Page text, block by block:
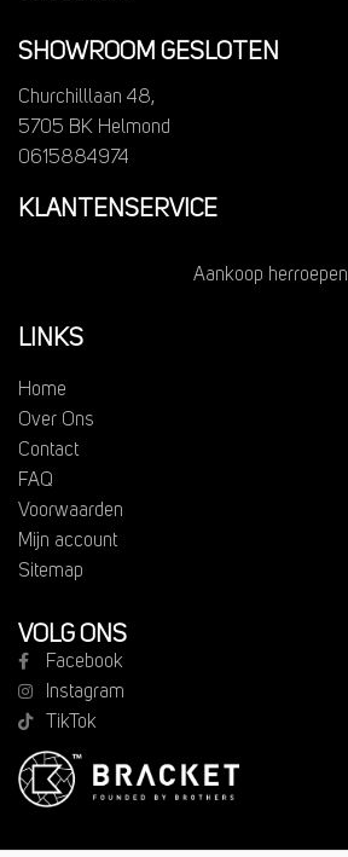
SHOWROOM GESLOTEN
Churchilllaan 48,
5705 BK Helmond
0615884974
KLANTENSERVICE
Aankoop herroepen
LINKS
Home
Over Ons
Contact
FAQ
Voorwaarden
Mijn account
Sitemap
VOLG ONS
Facebook
Instagram
TikTok